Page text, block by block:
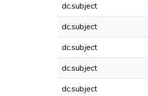
dc.subject
dc.subject
dc.subject
dc.subject
dc.subject